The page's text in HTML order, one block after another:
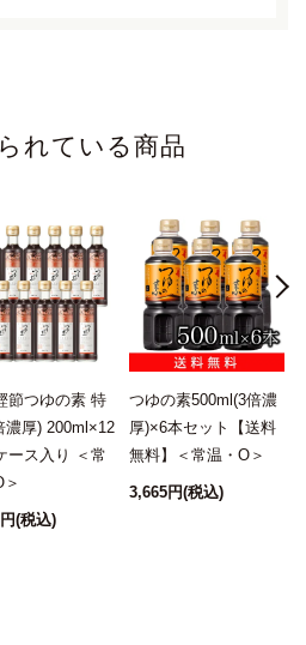
投稿者：コエコエ0828
す。
んのり甘みがあり、夏のお素麺
しいです。
投稿者：はあちゃん
れている商品
節つゆの素 特
濃厚) 200ml×12
ース入り ＜常
(税込)
つゆの素500ml(3倍濃
厚)×6本セット【送料
無料】＜常温・O＞
3,665円(税込)